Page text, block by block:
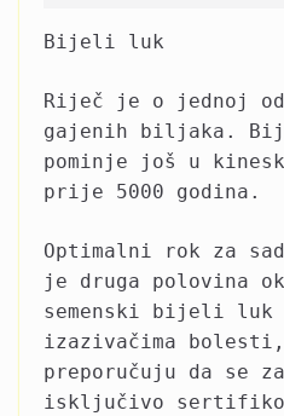
Bijeli luk
Riječ je o jednoj
gajenih biljaka.
pominje još u
prije 5000 godina.
Optimalni rok za
je druga polovina
semenski bijeli luk
izazivačima
preporučuju da se
isključivo